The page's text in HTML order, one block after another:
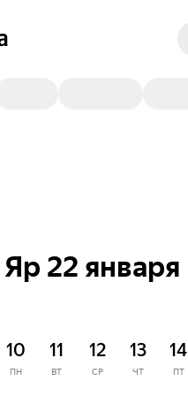
22 января
10
ПН
11
ВТ
12
СР
13
ЧТ
14
ПТ